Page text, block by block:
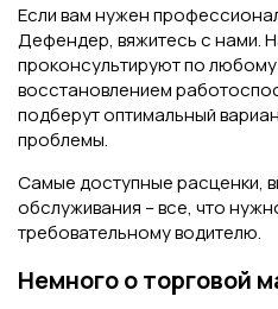
Если вам нужен
Дефендер, вяжитесь с нами.
проконсультируют по
восстановлением
подберут оптимальный
проблемы.
Самые доступные расценки,
обслуживания – все, что
требовательному водителю.
Немного о торговой